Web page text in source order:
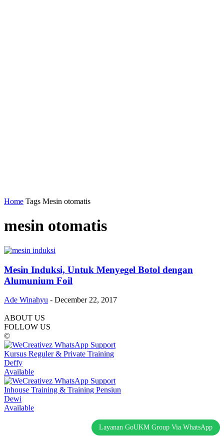
Home Tags Mesin otomatis
mesin otomatis
Mesin Induksi, Untuk Menyegel Botol dengan
Alumunium Foil
Ade Winahyu - December 22, 2017
ABOUT US
FOLLOW US
©
Kursus Reguler & Private Training
Deffy
Available
Inhouse Training & Training Pensiun
Dewi
Available
Layanan GoUKM Group Via WhatsApp